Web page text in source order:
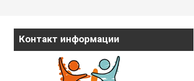
Контакт информации